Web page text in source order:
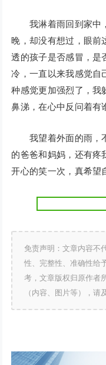
我淋着雨回到家中，
晚，却没有想过，眼前
透的孩子是否感冒，是
冷，一直以来我感觉自
种感觉更加强烈了，我
鼻涕，在心中反问着有
我望着外面的雨，不
的爸爸和妈妈，还有疼
开心的笑一次，真希望
免责声明：文章内容不
性、完整性、准确性给
考，文章版权归原作者
（内容、图片等），请